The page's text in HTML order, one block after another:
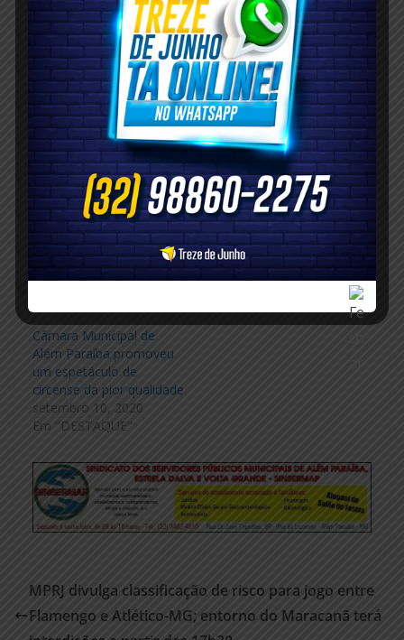
FALTAM 902 DIAS PARA 31 DE DEZEMBRO DE 2024…
Compartilhe isso:
Facebook X
Relacionado
“Quem é do morro, sai
do morro, mas o morro
não sai dele; se minha
família for envolvida, vai
ter revide”
Faltam 826 dias…
setembro 27, 2022
Em "DESTAQUE"
Câmara Municipal de
Além Paraíba promoveu
um espetáculo de
circense da pior qualidade
setembro 10, 2020
Em "DESTAQUE"
MPRJ divulga classificação de risco para jogo entre
Flamengo e Atlético-MG; entorno do Maracanã terá